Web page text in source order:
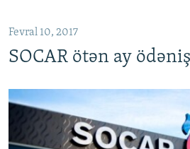
qayıt
Axtarışa
QANUNI DOĞRU
ARAŞDIRMA
MULTIMEDIA
Fevral 10, 2017
SOCAR ötən ay